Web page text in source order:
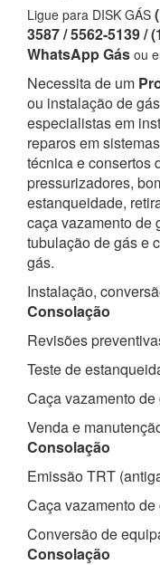
Ligue para DISK GÁS
3587 / 5562-5139 /
WhatsApp Gás ou
Necessita de um
ou instalação de
especialistas em
reparos em
técnica e consertos
pressurizadores,
estanqueidade,
caça vazamento de
tubulação de gás e
gás.
Instalação,
Consolação
Revisões
Teste de
Caça vazamento de
Venda e
Consolação
Emissão TRT
Caça vazamento de
Conversão de
Consolação